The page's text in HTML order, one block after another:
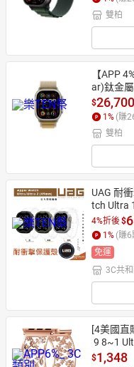
您可以再
雙柏
【APP
ar)鈦金
E3TA/A)
運費由買
可以再
$26,700
1 % (賺
雙柏
UAG 耐
tch Ultra
4%折後$
1 % (賺6
免運
3C共和
[4美國直
9 8~1
$1,348